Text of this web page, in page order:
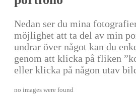
Nedan ser du mina
möjlighet att ta del av min
undrar över något kan du
genom att klicka på fliken
eller klicka på någon utav
no images were found